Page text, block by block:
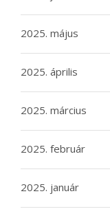
2025. május
2025. április
2025. március
2025. február
2025. január